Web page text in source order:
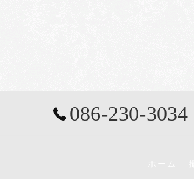
086-230-3034